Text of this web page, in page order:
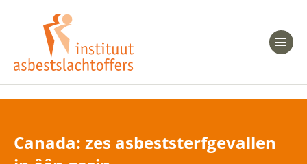
Heeft u Mesothelioom?
Heeft u Asbestose?
Bent u arts?
Canada: zes asbeststerfgevallen